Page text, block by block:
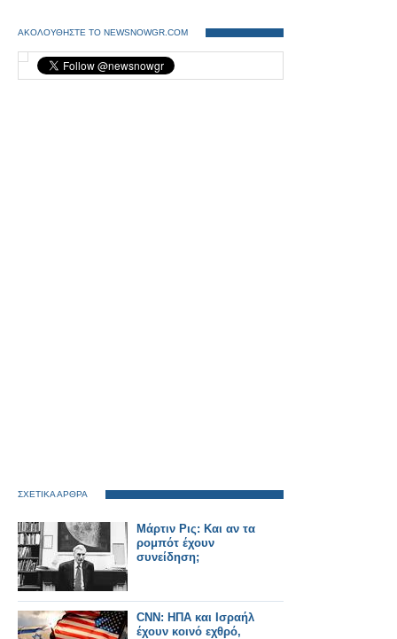
ΑΚΟΛΟΥΘΗΣΤΕ ΤΟ NEWSNOWGR.COM
ΣΧΕΤΙΚΑ ΑΡΘΡΑ
Μάρτιν Ρις: Και αν τα
ρομπότ έχουν
συνείδηση;
CNN: ΗΠΑ και Ισραήλ
έχουν κοινό εχθρό,